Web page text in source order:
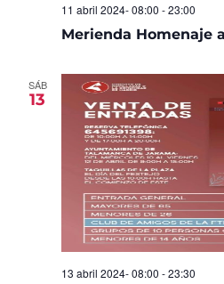
Merienda Homenaje
11 abril 2024- 08:00 -23:00
SÁB
13
13 abril 2024- 08:00 -23:30